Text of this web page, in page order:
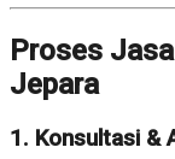
Proses
Jepara
1. Konsultasi &